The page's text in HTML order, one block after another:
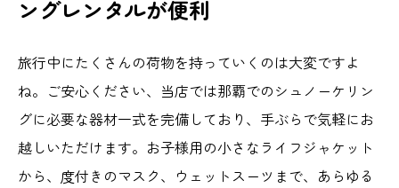
ングレンタルが便利
旅行中にたくさんの荷物を持っていくのは大変ですよ
ね。ご安心ください、当店では那覇でのシュノーケリン
グに必要な器材一式を完備しており、手ぶらで気軽にお
越しいただけます。お子様用の小さなライフジャケット
から、度付きのマスク、ウェットスーツまで、あらゆる